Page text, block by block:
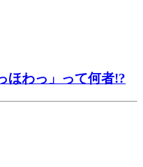
ほわっ」って何者!?